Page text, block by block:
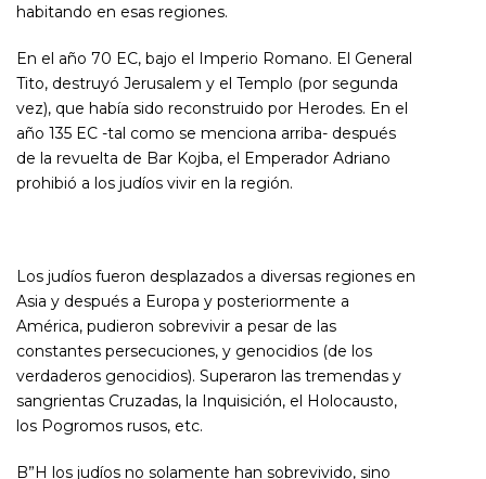
habitando en esas regiones.
En el año 70 EC, bajo el Imperio Romano. El General
Tito, destruyó Jerusalem y el Templo (por segunda
vez), que había sido reconstruido por Herodes. En el
año 135 EC -tal como se menciona arriba- después
de la revuelta de Bar Kojba, el Emperador Adriano
prohibió a los judíos vivir en la región.
Los judíos fueron desplazados a diversas regiones en
Asia y después a Europa y posteriormente a
América, pudieron sobrevivir a pesar de las
constantes persecuciones, y genocidios (de los
verdaderos genocidios). Superaron las tremendas y
sangrientas Cruzadas, la Inquisición, el Holocausto,
los Pogromos rusos, etc.
B”H los judíos no solamente han sobrevivido, sino